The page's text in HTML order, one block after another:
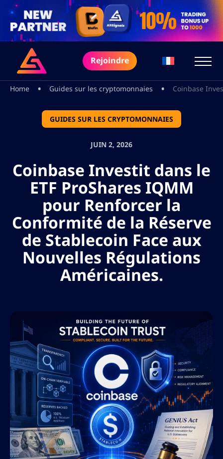
Rejoindre
Home • Guides sur les cryptomonnaies • Coinbase
GUIDES SUR LES CRYPTOMONNAIES
JUIN 2, 2026
Coinbase Investit dans le
ETF ProShares IQMM
pour Renforcer la
Conformité de la Réserve
de Stablecoin Face aux
Nouvelles Régulations
Américaines.